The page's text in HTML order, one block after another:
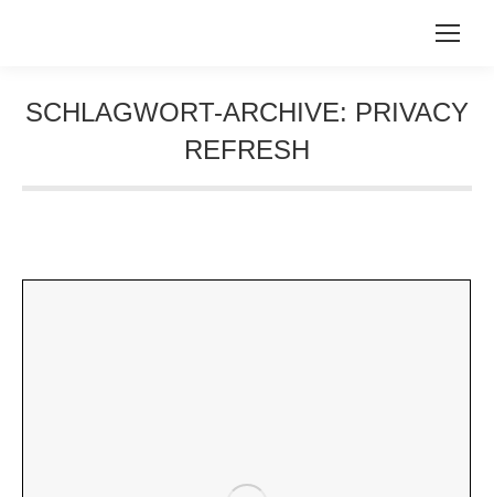
SCHLAGWORT-ARCHIVE: PRIVACY
REFRESH